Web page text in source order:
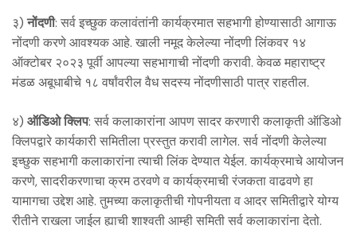
३)नोंदणी: सर्व इच्छुक कलावंतांनी कार्यक्रमात सहभागी होण्यासाठी आगाऊ
नोंदणी करणे आवश्यक आहे. खाली नमूद केलेल्या नोंदणी लिंकवर १४
ऑक्टोबर २०२३ पूर्वी आपल्या सहभागाची नोंदणी करावी. केवळ महाराष्ट्र
मंडळ अबूधाबीचे १८ वर्षांवरील वैध सदस्य नोंदणीसाठी पात्र राहतील.
४) ऑडिओ क्लिप: सर्व कलाकारांना आपण सादर करणारी कलाकृती ऑडिओ
क्लिपद्वारे कार्यकारी समितीला प्रस्तुत करावी लागेल. सर्व नोंदणी केलेल्या
इच्छुक सहभागी कलाकारांना त्याची लिंक देण्यात येईल. कार्यक्रमाचे आयोजन
करणे, सादरीकरणाचा क्रम ठरवणे व कार्यक्रमाची रंजकता वाढवणे हा
यामागचा उद्देश आहे. तुमच्या कलाकृतीची गोपनीयता व आदर समितीद्वारे योग्य
रीतीने राखला जाईल ह्याची शाश्वती आम्ही समिती सर्व कलाकारांना देतो.